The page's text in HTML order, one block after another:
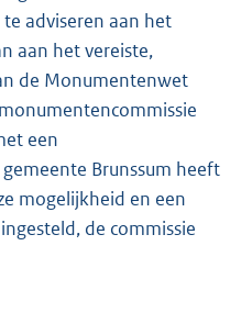
adviseren aan het
aan het vereiste,
de Monumentenwet
een
Brunssum heeft
mogelijkheid en een
de commissie